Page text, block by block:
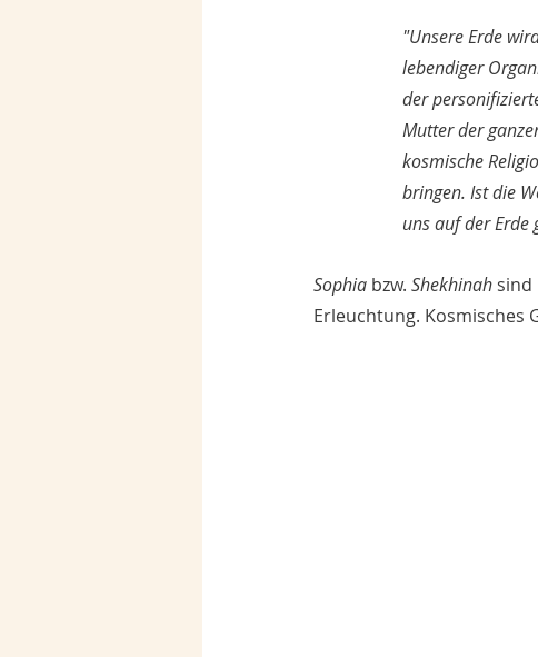
"Unsere Erde
lebendiger
der
Mutter der
kosmische
bringen. Ist die
uns auf der Erde
Sophia bzw. Shekhinah sind
Erleuchtung. Kosmisches